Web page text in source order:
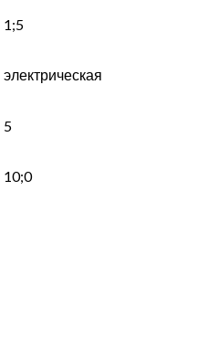
1;5
электрическая
5
10;0